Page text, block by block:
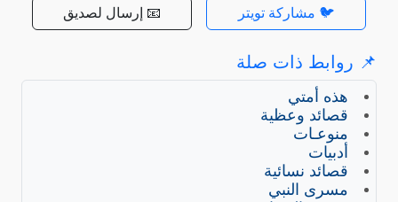
🐦 مشاركة تويتر 📧 إرسال لصديق
📌 روابط ذات صلة
هذه أمتي
قصائد وعظية
منوعـات
أدبيات
قصائد نسائية
مسرى النبي